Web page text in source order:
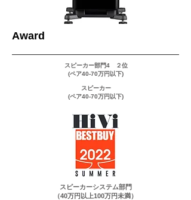
​Award
スピーカー部門4 ２位
​(ペア40-70万円以下)
スピーカー
​(ペア40-70万円以下)
スピーカーシステム部門
（40万円以上100万円未満）